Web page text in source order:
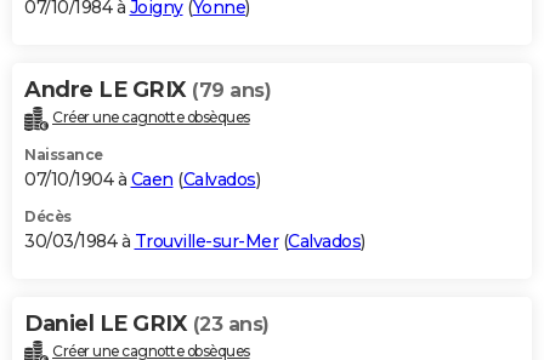
07/10/1984 à Joigny(Yonne)
Andre LE GRIX (79 ans)
Créer une cagnotte obsèques
Naissance
07/10/1904 à Caen (Calvados)
Décès
30/03/1984 à Trouville-sur-Mer(Calvados)
Daniel LE GRIX (23 ans)
Créer une cagnotte obsèques